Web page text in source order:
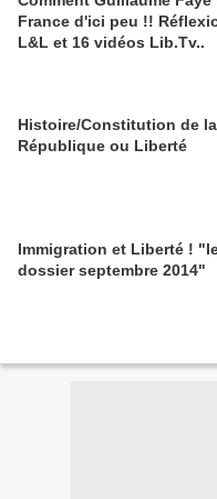
France d'ici peu !!
L&L et 16 vidéos Lib.Tv..
Histoire/Constitution de la
République ou Liberté
Immigration et Liberté !
dossier septembre 2014"